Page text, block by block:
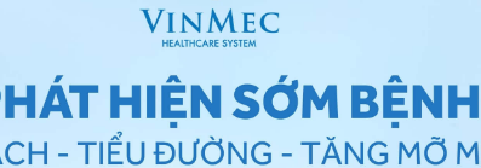
đau tuỳ theo mức độ tăng dần từ nhẹ đến
gồm cả bộ phận sinh dục, mô mềm bên